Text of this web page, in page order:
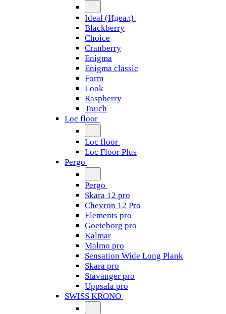
Ideal (Идеал)
Blackberry
Choice
Cranberry
Enigma
Enigma classic
Form
Look
Raspberry
Touch
Loc floor
Loc floor
Loc Floor Plus
Pergo
Pergo
Skara 12 pro
Chevron 12 Pro
Elements pro
Goeteborg pro
Kalmar
Malmo pro
Sensation Wide Long Plank
Skara pro
Stavanger pro
Uppsala pro
SWISS KRONO